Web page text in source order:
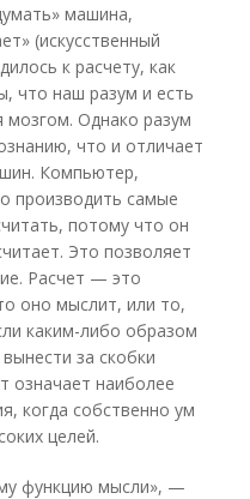
машина,
(искусственный
к расчету, как
что наш разум и есть
Однако разум
что и отличает
Компьютер,
производить самые
потому что он
Это позволяет
Расчет — это
оно мыслит, или то,
каким-либо образом
за скобки
означает наиболее
когда собственно ум
целей.
функцию мысли», —